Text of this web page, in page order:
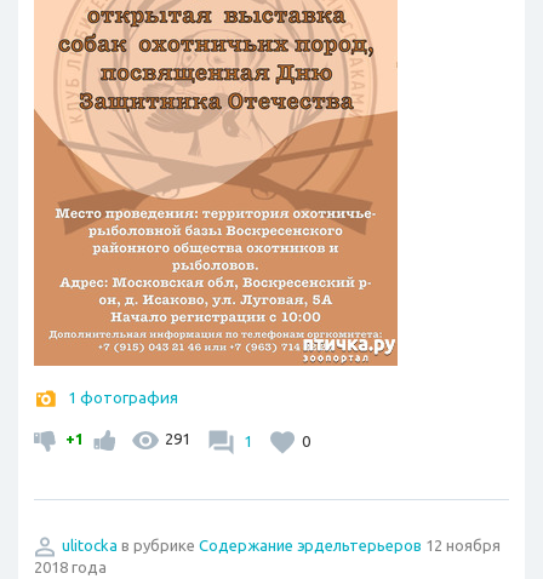
1 фотография
+1 291 1 0
ulitocka в рубрике Содержание эрдельтерьеров 12 ноября
2018 года